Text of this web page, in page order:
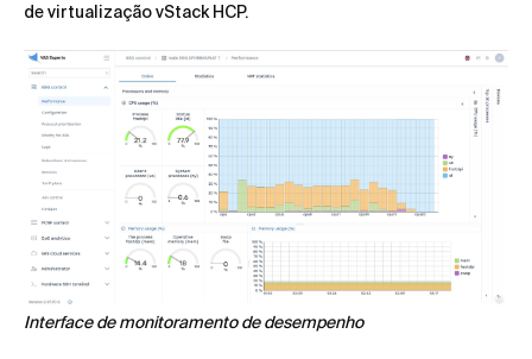
de virtualização vStack HCP.
Interface de monitoramento de desempenho